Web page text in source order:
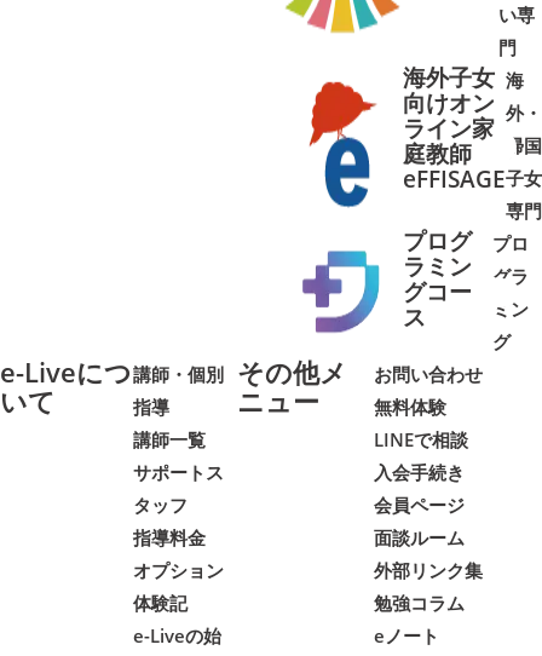
い専
門
海外子女
向けオン
ライン家
庭教師
eFFISAGE
海
外・
帰国
子女
専門
➜➜
プログ
ラミン
グコー
ス
プロ
グラ
ミン
グ
➜➜
e-Liveにつ
いて
講師・個別
指導
講師一覧
サポートス
タッフ
指導料金
オプション
体験記
e-Liveの始
その他メ
ニュー
お問い合わせ
無料体験
LINEで相談
入会手続き
会員ページ
面談ルーム
外部リンク集
勉強コラム
eノート